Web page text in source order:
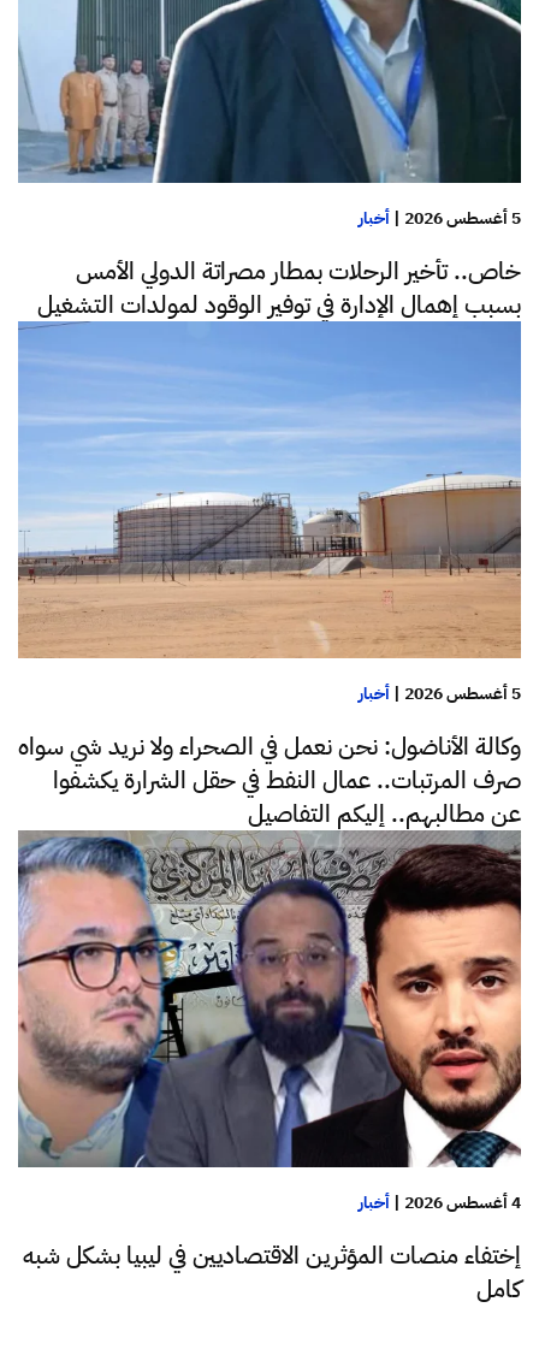
5 أغسطس 2026 | أخبار
خاص.. تأخير الرحلات بمطار مصراتة الدولي الأمس
بسبب إهمال الإدارة في توفير الوقود لمولدات التشغيل
5 أغسطس 2026 | أخبار
وكالة الأناضول: نحن نعمل في الصحراء ولا نريد شي سواه
صرف المرتبات.. عمال النفط في حقل الشرارة يكشفوا
عن مطالبهم.. إليكم التفاصيل
4 أغسطس 2026 | أخبار
إختفاء منصات المؤثرين الاقتصاديين في ليبيا بشكل شبه
كامل